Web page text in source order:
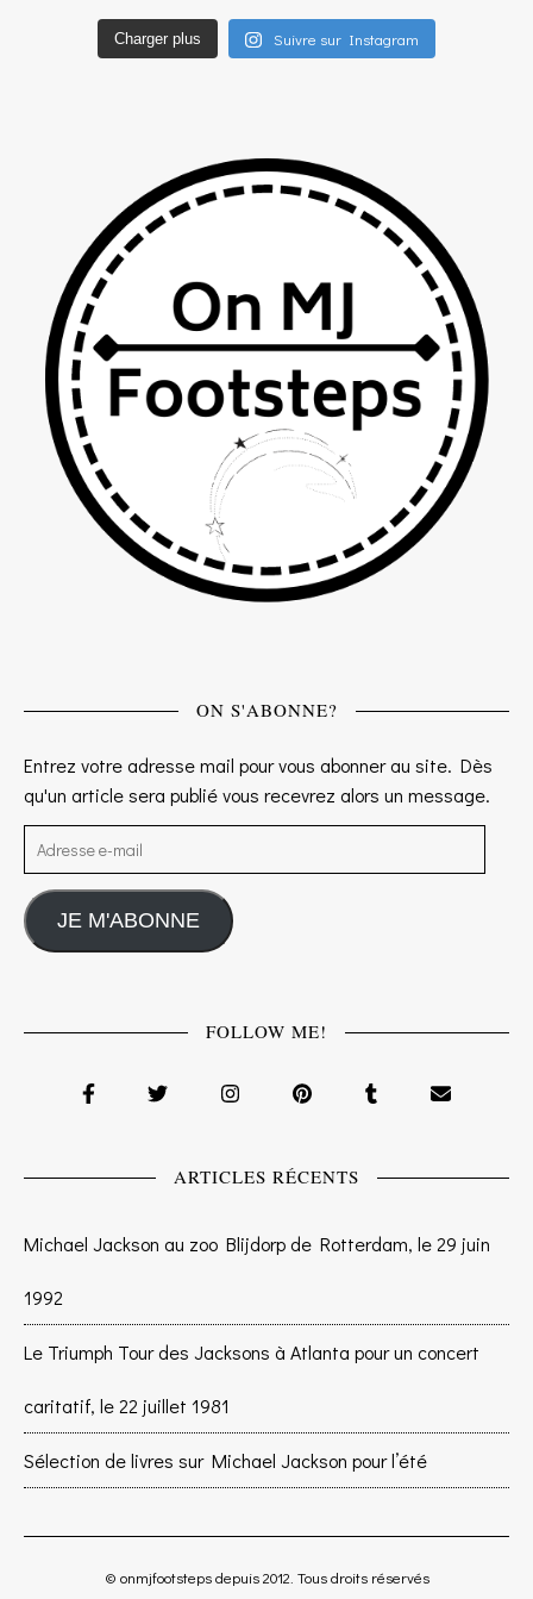
Charger plus Suivre sur Instagram
ON S'ABONNE?
Entrez votre adresse mail pour vous abonner au site. Dès
qu'un article sera publié vous recevrez alors un message.
Adresse e-mail
JE M'ABONNE
FOLLOW ME!
ARTICLES RÉCENTS
Michael Jackson au zoo Blijdorp de Rotterdam, le 29 juin
1992
Le Triumph Tour des Jacksons à Atlanta pour un concert
caritatif, le 22 juillet 1981
Sélection de livres sur Michael Jackson pour l’été
© onmjfootsteps depuis 2012. Tous droits réservés